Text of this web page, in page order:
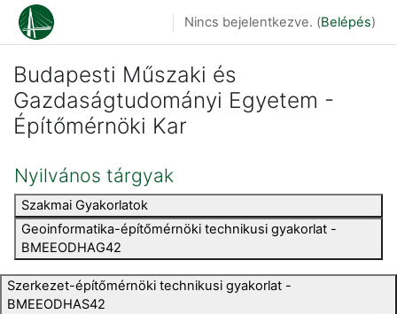
Tovább a fő tartalomhoz
Nincs bejelentkezve. (Belépés)
Budapesti Műszaki és
Gazdaságtudományi Egyetem -
Építőmérnöki Kar
Nyilvános tárgyak
Szakmai Gyakorlatok
Geoinformatika-építőmérnöki technikusi gyakorlat -
BMEEODHAG42
Szerkezet-építőmérnöki technikusi gyakorlat -
BMEEODHAS42